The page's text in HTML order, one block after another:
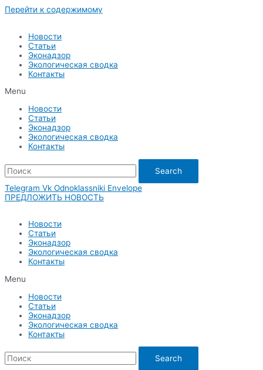
Перейти к содержимому
Новости
Статьи
Эконадзор
Экологическая сводка
Контакты
Menu
Новости
Статьи
Эконадзор
Экологическая сводка
Контакты
Search
Telegram Vk Odnoklassniki Envelope
ПРЕДЛОЖИТЬ НОВОСТЬ
Новости
Статьи
Эконадзор
Экологическая сводка
Контакты
Menu
Новости
Статьи
Эконадзор
Экологическая сводка
Контакты
Search